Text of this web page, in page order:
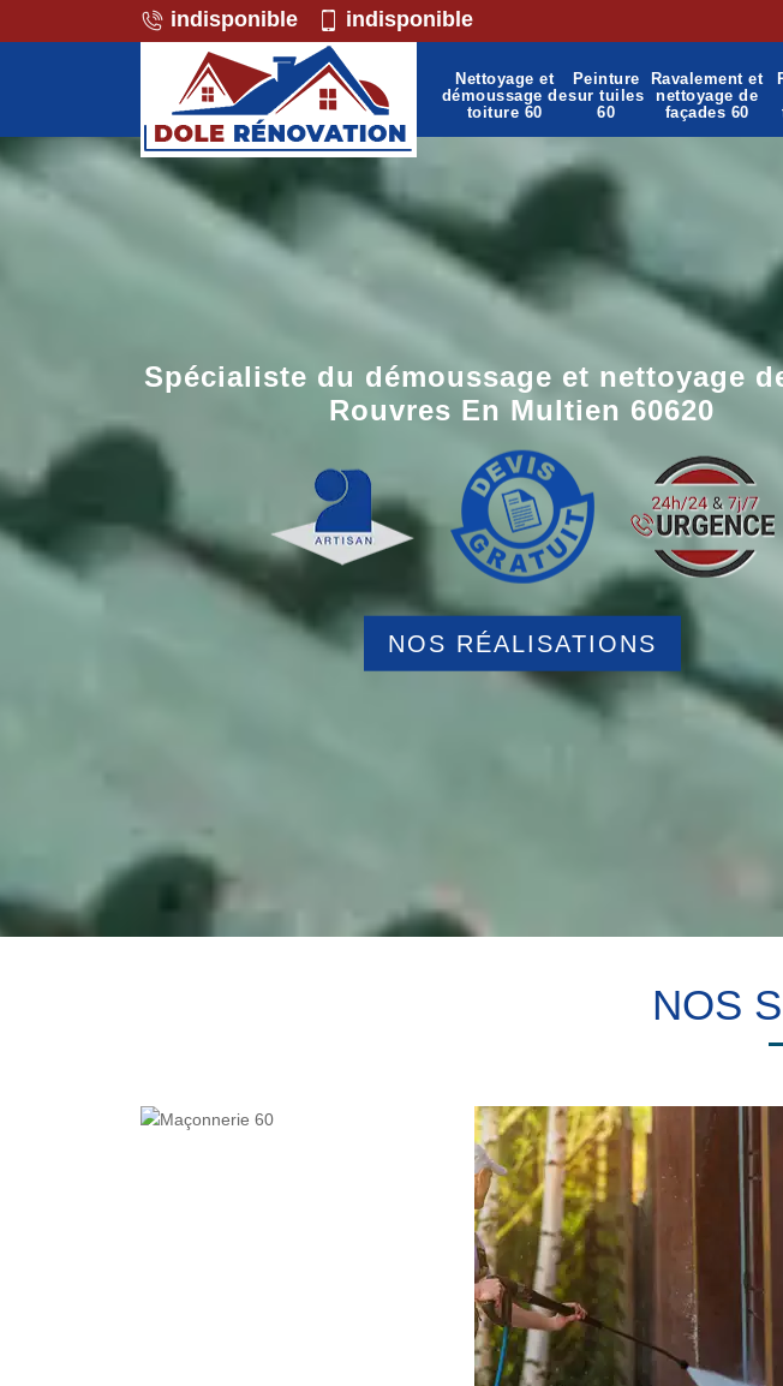
indisponible indisponible
Nettoyage et
démoussage de
toiture 60
Peinture
sur tuiles
60
Ravalement et
nettoyage de
façades 60
Spécialiste du démoussage et nettoyage
Rouvres En Multien 60620
NOS RÉALISATIONS
NOS